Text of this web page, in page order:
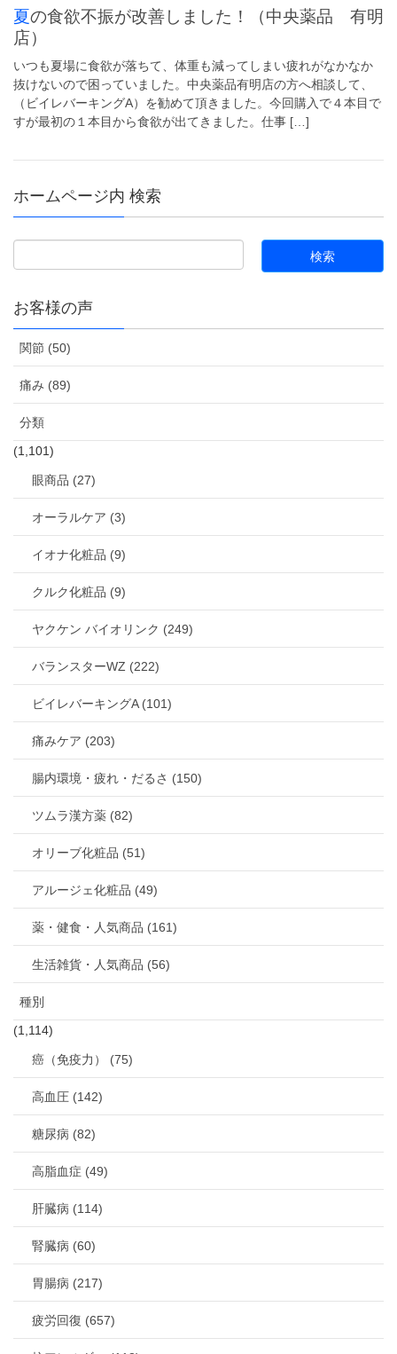
夏の食欲不振が改善しました！（中央薬品 有明
店）
いつも夏場に食欲が落ちて、体重も減ってしまい疲れがなかなか
抜けないので困っていました。中央薬品有明店の方へ相談して、
（ビイレバーキングA）を勧めて頂きました。今回購入で４本目で
すが最初の１本目から食欲が出てきました。仕事 […]
ホームページ内 検索
お客様の声
関節 (50)
痛み (89)
分類
(1,101)
眼商品 (27)
オーラルケア (3)
イオナ化粧品 (9)
クルク化粧品 (9)
ヤクケン バイオリンク (249)
バランスターWZ (222)
ビイレバーキングA (101)
痛みケア (203)
腸内環境・疲れ・だるさ (150)
ツムラ漢方薬 (82)
オリーブ化粧品 (51)
アルージェ化粧品 (49)
薬・健食・人気商品 (161)
生活雑貨・人気商品 (56)
種別
(1,114)
癌（免疫力） (75)
高血圧 (142)
糖尿病 (82)
高脂血症 (49)
肝臓病 (114)
腎臓病 (60)
胃腸病 (217)
疲労回復 (657)